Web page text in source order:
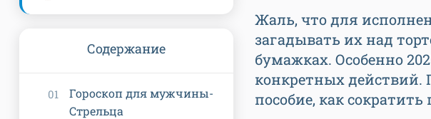
Жаль, что для
загадывать их над
бумажках. Особенно
конкретных действий.
пособие, как
Содержание
Гороскоп для мужчины-
Стрельца